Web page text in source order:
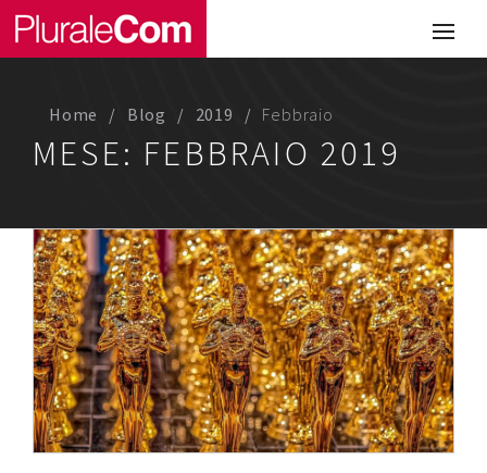
Portfolio
Media & Visual Design
Studio
Chi siamo
Lavora con noi
Home Blog 2019 Febbraio
MESE: FEBBRAIO 2019